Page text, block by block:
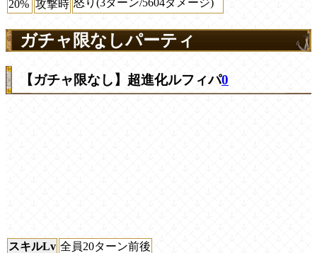
20% 攻撃時 怒り(3ターン/5604ダメージ)
ガチャ限なしパーティ
【ガチャ限なし】超進化ルフィパ0
スキルLv 全員20ターン前後